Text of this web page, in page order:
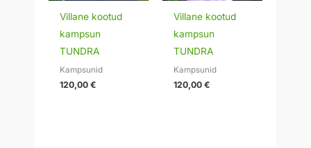
Villane kootud
kampsun
TUNDRA
Kampsunid
120,00€
Villane kootud
kampsun
TUNDRA
Kampsunid
120,00€